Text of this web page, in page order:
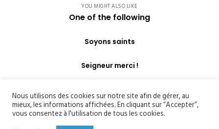
YOU MIGHT ALSO LIKE
One of the following
Soyons saints
Seigneur merci !
Nous utilisons des cookies sur notre site afin de gérer, au
mieux, les informations affichées. En cliquant sur “Accepter”,
vous consentez à l'utilisation de tous les cookies.